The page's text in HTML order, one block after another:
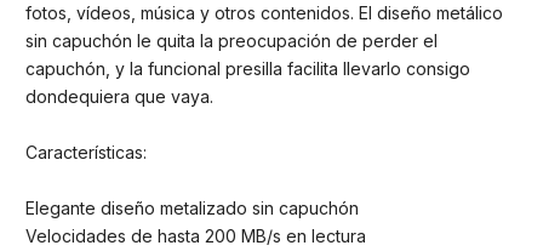
fotos, vídeos, música y otros contenidos. El diseño metálico
sin capuchón le quita la preocupación de perder el
capuchón, y la funcional presilla facilita llevarlo consigo
dondequiera que vaya.
Características:
Elegante diseño metalizado sin capuchón
Velocidades de hasta 200 MB/s en lectura